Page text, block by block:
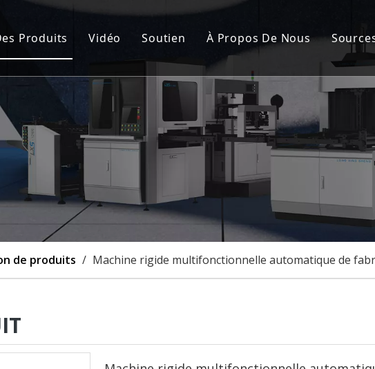
Produits
Machine de fabrication de cartons rigides automatique
Positionnement de la couverture rigide et de la boîte rigide
Machine de fabrication de boîtes rigides semi-automatique
Machine à rainurer
Personnalisation
Vidéo
Soutien
Service après-vente
FAQ
Cas
À Propos De Nous
de produits / Machine rigide multifonctionnelle automatique de